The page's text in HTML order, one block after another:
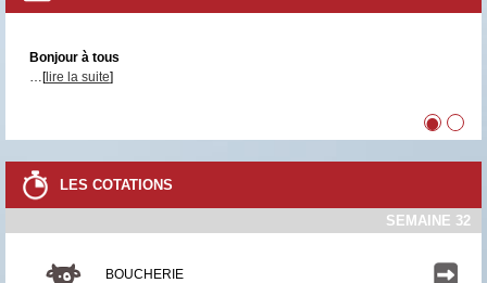
Bonjour à tous
…[lire la suite]
••
LES COTATIONS
SEMAINE 32
BOUCHERIE